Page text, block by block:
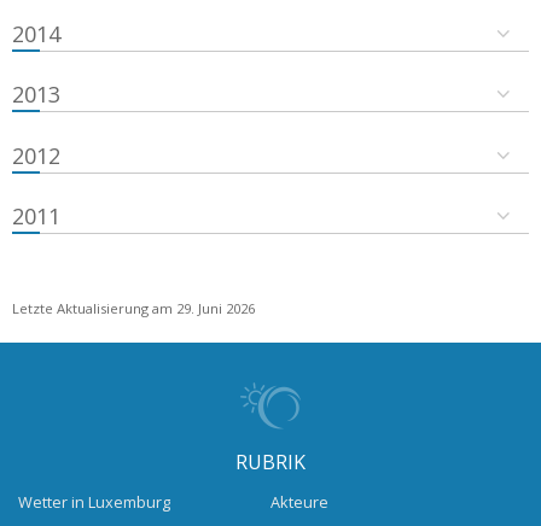
2014
2013
2012
2011
Letzte Aktualisierung am 29. Juni 2026
RUBRIK
Wetter in Luxemburg
Akteure